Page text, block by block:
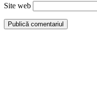
Site web